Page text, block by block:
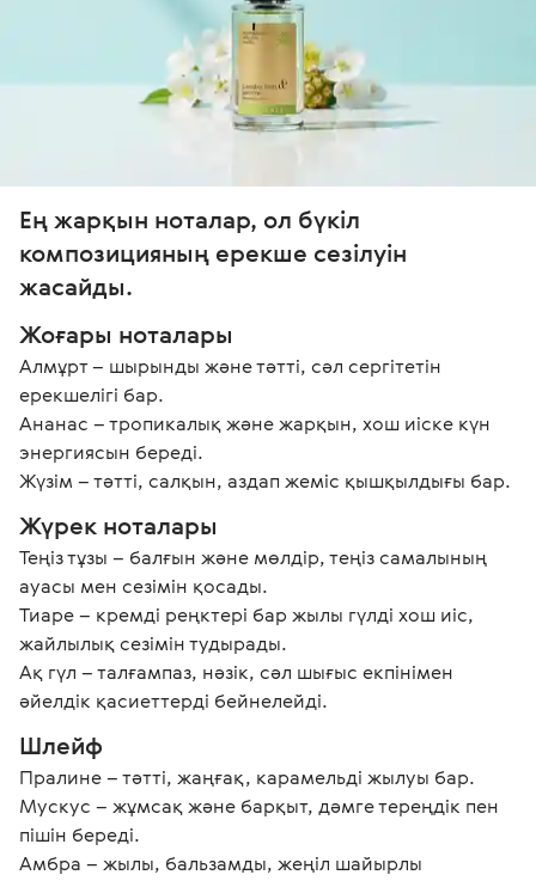
Ең жарқын ноталар, ол бүкіл
композицияның ерекше сезілуін
жасайды.
Жоғары ноталары
Алмұрт – шырынды және тәтті, сәл сергітетін
ерекшелігі бар.
Ананас – тропикалық және жарқын, хош иіске күн
энергиясын береді.
Жүзім – тәтті, салқын, аздап жеміс қышқылдығы бар.
Жүрек ноталары
Теңіз тұзы – балғын және мөлдір, теңіз самалының
ауасы мен сезімін қосады.
Тиаре – кремді реңктері бар жылы гүлді хош иіс,
жайлылық сезімін тудырады.
Ақ гүл – талғампаз, нәзік, сәл шығыс екпінімен
әйелдік қасиеттерді бейнелейді.
Шлейф
Пралине – тәтті, жаңғақ, карамельді жылуы бар.
Мускус – жұмсақ және барқыт, дәмге тереңдік пен
пішін береді.
Амбра – жылы, бальзамды, жеңіл шайырлы